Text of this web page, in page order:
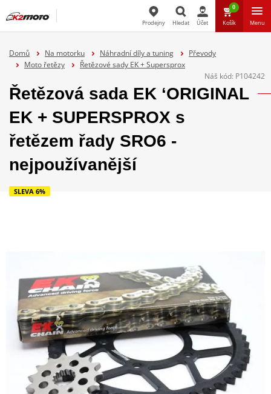
Prodejny Hledat Účet
0
Košík Menu
Domů Na motorku Náhradní díly a tuning
Převody
Moto řetězy
Řetězové sady EK + Supersprox
Náš kód: P104242
Řetězová sada EK ‘ORIGINAL
EK + SUPERSPROX s
řetězem řady SRO6 -
nejpoužívanější
SLEVA 6%